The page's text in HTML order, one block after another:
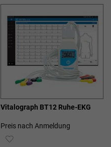
Vitalograph BT12 Ruhe-EKG
Preis nach Anmeldung
ZUR